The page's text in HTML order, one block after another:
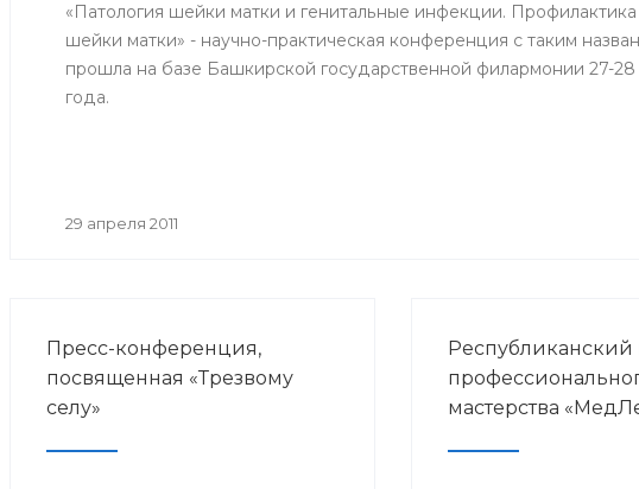
«Патология шейки матки и генитальные инфекции. Профилактика
шейки матки» - научно-практическая конференция с таким
прошла на базе Башкирской государственной филармонии 27-28
года.
29 апреля 2011
Пресс-конференция,
посвященная «Трезвому
селу»
Республиканский
мастерства